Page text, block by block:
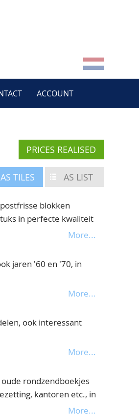
ACCOUNT
PRICES REALISED
AS TILES AS LIST
postfrisse blokken
in perfecte kwaliteit
More...
jaren '60 en '70, in
More...
ook interessant
More...
oude rondzendboekjes
kantoren etc., in
More...